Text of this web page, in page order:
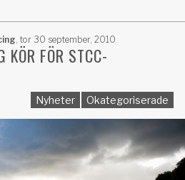
tor 30 september, 2010
KÖR FÖR STCC-
Nyheter Okategoriserade